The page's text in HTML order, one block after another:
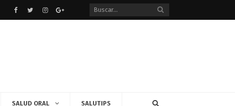
Facebook
TwitterinstagramGoogle+
SALUD ORAL SALUTIPS